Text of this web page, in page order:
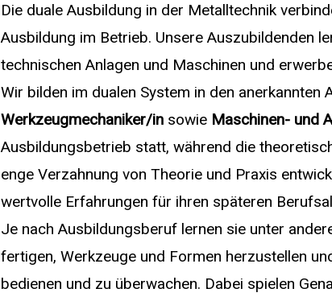
Die duale Ausbildung in der Metalltechnik
Ausbildung im Betrieb. Unsere Auszubildenden
technischen Anlagen und Maschinen und
Wir bilden im dualen System in den anerkannten
Werkzeugmechaniker/in sowie Maschinen- und
Ausbildungsbetrieb statt, während die
enge Verzahnung von Theorie und Praxis
wertvolle Erfahrungen für ihren späteren
Je nach Ausbildungsberuf lernen sie unter
fertigen, Werkzeuge und Formen herzustellen
bedienen und zu überwachen. Dabei spielen